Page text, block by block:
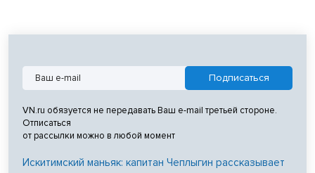
VN.ru обязуется не передавать Ваш e-mail третьей стороне.
Отписаться
от рассылки можно в любой момент
Искитимский маньяк: капитан Чеплыгин рассказывает